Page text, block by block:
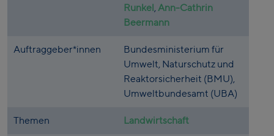
Runkel ,Ann-Cathrin
Beermann
Auftraggeber*innen
Bundesministerium für
Umwelt, Naturschutz und
Reaktorsicherheit (BMU),
Umweltbundesamt (UBA)
Themen Landwirtschaft